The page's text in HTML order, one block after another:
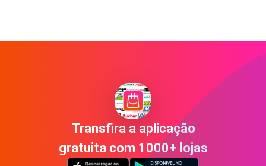
Transfira a aplicação
gratuita com 1000+ lojas